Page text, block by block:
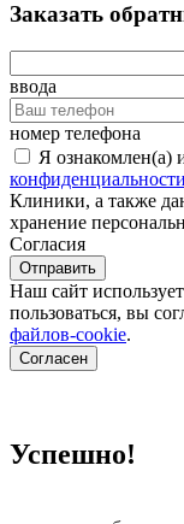
Заказать
ввода
номер телефона
Я ознакомлен(а)
конфиденциальности
Клиники, а также
хранение
Согласия
Отправить
Наш сайт
пользоваться, вы
файлов-cookie.
Согласен
Успешно!